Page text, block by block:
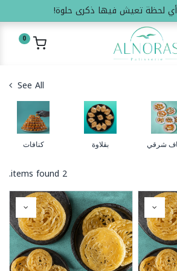
لحظة تعيش فيها ذكرى حلوة!
0
See All
شرقي بقلاوة كنافات
2 items found.